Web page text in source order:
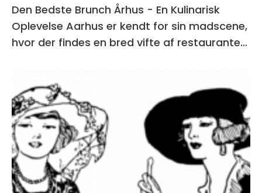
Den Bedste Brunch Århus - En Kulinarisk
Oplevelse Aarhus er kendt for sin madscene,
hvor der findes en bred vifte af restauranter,